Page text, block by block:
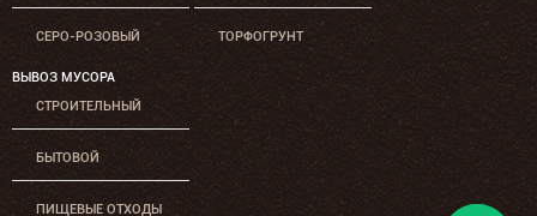
СЕРО-РОЗОВЫЙ ТОРФОГРУНТ
ВЫВОЗ МУСОРА
СТРОИТЕЛЬНЫЙ
БЫТОВОЙ
ПИЩЕВЫЕ ОТХОДЫ